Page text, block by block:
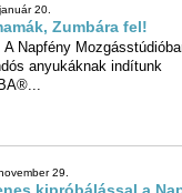
sokan
embere vajon miért zsírosodik
Központban